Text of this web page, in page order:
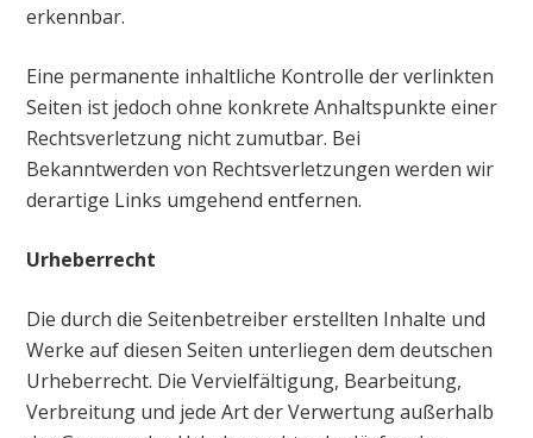
erkennbar.
Eine permanente inhaltliche Kontrolle der verlinkten
Seiten ist jedoch ohne konkrete Anhaltspunkte einer
Rechtsverletzung nicht zumutbar. Bei
Bekanntwerden von Rechtsverletzungen werden wir
derartige Links umgehend entfernen.
Urheberrecht
Die durch die Seitenbetreiber erstellten Inhalte und
Werke auf diesen Seiten unterliegen dem deutschen
Urheberrecht. Die Vervielfältigung, Bearbeitung,
Verbreitung und jede Art der Verwertung außerhalb